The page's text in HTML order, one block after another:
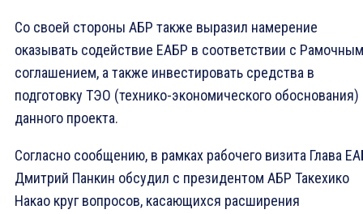
Со своей стороны АБР также выразил намерение
оказывать содействие ЕАБР в соответствии с Рамочным
соглашением, а также инвестировать средства в
подготовку ТЭО (технико-экономического обоснования)
данного проекта.
Согласно сообщению, в рамках рабочего визита Глава
Дмитрий Панкин обсудил с президентом АБР Такехико
Накао круг вопросов, касающихся расширения